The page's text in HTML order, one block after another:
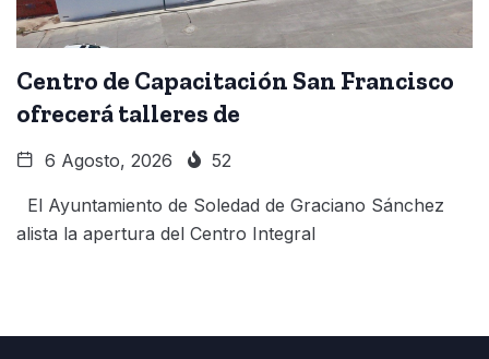
Centro de Capacitación San Francisco
ofrecerá talleres de
6 Agosto, 2026 52
El Ayuntamiento de Soledad de Graciano Sánchez
alista la apertura del Centro Integral